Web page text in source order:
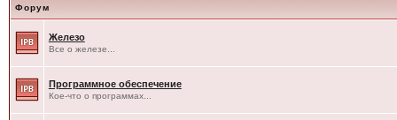
Форум
Железо
Все о железе...
Программное обеспечение
Кое-что о программах...